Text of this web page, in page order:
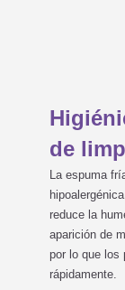
de
La espuma
reduce la
aparición de
por lo que los
rápidamente.